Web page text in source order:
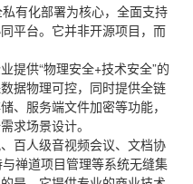
有化部署为核心，全面支持
平台。它并非开源项目，而
提供“物理安全+技术安全”的
据物理可控，同时提供全链
、服务端文件加密等功能，
求场景设计。
百人级音视频会议、文档协
禅道项目管理等系统无缝集